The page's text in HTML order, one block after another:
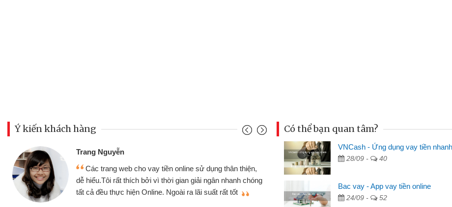
Ý kiến khách hàng
thân thiện,
chóng
tốt
Đoàn Hữu Cảnh
Mình cần tiền gấp nên định cầm cố chiếc xe wave
nhưng thật may đã có gói vay tiền bằng CMND online
không cần gặp mặt nên rất tiện lợi, sẽ giới thiệu cho bạn
Mai Lan - Sinh viên
Tôi biết đến thông
sinh viên nên cần
thấy thủ tục nhanh
Có thể bạn quan tâm?
VNCash - Ứng dụng vay tiền nhanh
28/09 - 40
Bac vay - App vay tiền online
24/09 - 52